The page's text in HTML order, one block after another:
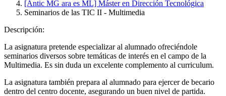
[Antic MG ara es ML] Máster en Dirección Tecnológica
Seminarios de las TIC II - Multimedia
Descripción:
La asignatura pretende especializar al alumnado ofreciéndole
seminarios diversos sobre temáticas de interés en el campo de la
Multimedia. Es sin duda un excelente complemento al curriculum.
La asignatura también prepara al alumnado para ejercer de becario
dentro del centro docente, asegurando un buen nivel de partida.